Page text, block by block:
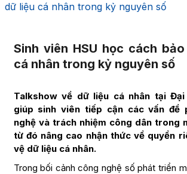
dữ liệu cá nhân trong kỷ nguyên số
Sinh viên HSU học cách
cá nhân trong kỷ nguyên số
Talkshow về dữ liệu cá nhân tại Đại
giúp sinh viên tiếp cận các vấn đề
nghệ và trách nhiệm công dân trong
từ đó nâng cao nhận thức về quyền
vệ dữ liệu cá nhân.
Trong bối cảnh công nghệ số phát triển